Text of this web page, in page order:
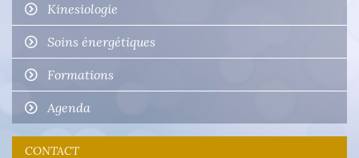
Kinesiologie
Soins énergétiques
Formations
Agenda
CONTACT